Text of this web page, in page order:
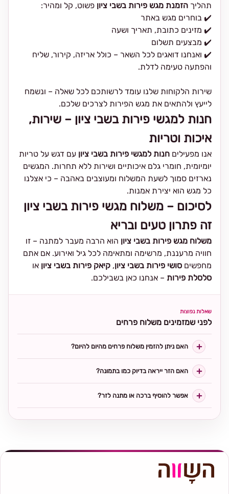
תהליך הזמנת מגש פירות בשבי ציון פשוט, קל ומהיר:
✔️ בוחרים מגש באתר
✔️ מזינים כתובת, תאריך ושעה
✔️ מבצעים תשלום
✔️ ואנחנו דואגים לכל השאר – כולל אריזה, קירור, שליח
והפתעה טעימה לדלת.
שירות הלקוחות שלנו עומד לרשותכם לכל שאלה – ונשמח
לייעץ ולהתאים את מגש הפירות לצרכים שלכם.
חנות למגשי פירות בשבי ציון – שירות,
איכות וטריות
אנו מפעילים חנות למגשי פירות בשבי ציון עם דגש על טריות
יומיומית, חומרי גלם איכותיים ושירות ללא תחרות. המגשים
נארזים סמוך לשעת המשלוח ומעוצבים באהבה – כי אצלנו
כל מגש הוא יצירת אמנות.
לסיכום – משלוח מגשי פירות בשבי ציון
זה פתרון טעים ובריא
משלוח מגש פירות בשבי ציון הוא הרבה מעבר למתנה – זו
חוויה מרעננת, מרשימה ומתאימה לכל גיל ואירוע. אם אתם
מחפשים סושי פירות בשבי ציון, קיאק פירות בשבי ציון או
סלסלת פירות – אנחנו כאן בשבילכם.
שאלות נפוצות
לפני שמזמינים משלוח פרחים
האם ניתן להזמין משלוח פרחים מהיום להיום?
האם הזר ייראה בדיוק כמו בתמונה?
אפשר להוסיף ברכה או מתנה לזר?